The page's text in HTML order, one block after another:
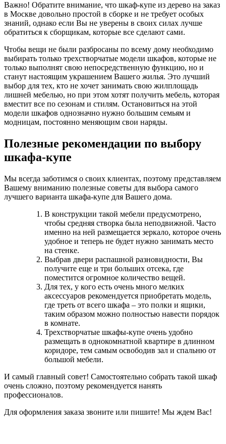
Важно! Обратите внимание, что шкаф-купе из дерево на заказ
в Москве довольно простой в сборке и не требует особых
знаний, однако если Вы не уверены в своих силах лучше
обратиться к сборщикам, которые все сделают сами.
Чтобы вещи не были разбросаны по всему дому необходимо
выбирать только трехстворчатые модели шкафов, которые не
только выполнят свою непосредственную функцию, но и
станут настоящим украшением Вашего жилья. Это лучший
выбор для тех, кто не хочет занимать свою жилплощадь
лишней мебелью, но при этом хотят получить мебель, которая
вместит все по сезонам и стилям. Остановиться на этой
модели шкафов однозначно нужно большим семьям и
модницам, постоянно меняющим свои наряды.
Полезные рекомендации по выбору
шкафа-купе
Мы всегда заботимся о своих клиентах, поэтому представляем
Вашему вниманию полезные советы для выбора самого
лучшего варианта шкафа-купе для Вашего дома.
В конструкции такой мебели предусмотрено,
чтобы средняя створка была неподвижной. Часто
именно на ней размещается зеркало, которое очень
удобное и теперь не будет нужно занимать место
на стенке.
Выбрав двери распашной разновидности, Вы
получите еще и три больших отсека, где
поместится огромное количество вещей.
Для тех, у кого есть очень много мелких
аксессуаров рекомендуется приобретать модель,
где треть от всего шкафа – это полки и ящики,
таким образом можно полностью навести порядок
в комнате.
Трехстворчатые шкафы-купе очень удобно
размещать в однокомнатной квартире в длинном
коридоре, тем самым освободив зал и спальню от
большой мебели.
И самый главный совет! Самостоятельно собрать такой шкаф
очень сложно, поэтому рекомендуется нанять
профессионалов.
Для оформления заказа звоните или пишите! Мы ждем Вас!